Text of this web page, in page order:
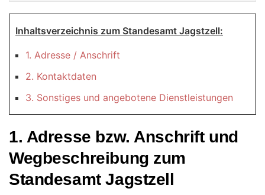
Inhaltsverzeichnis zum Standesamt Jagstzell:
1. Adresse / Anschrift
2. Kontaktdaten
3. Sonstiges und angebotene Dienstleistungen
1. Adresse bzw. Anschrift und
Wegbeschreibung zum
Standesamt Jagstzell